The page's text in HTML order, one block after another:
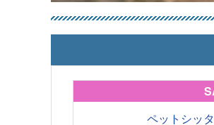
ペットシッ